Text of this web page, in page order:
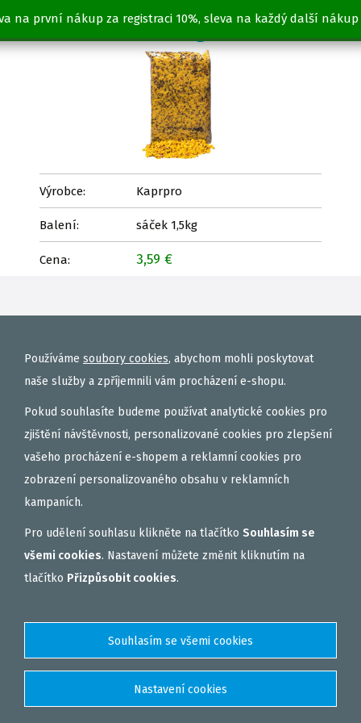
na první nákup za registraci 10%, sleva na každý další nákup
FEEDER MIX 1,5kg - NATURAL
Výrobce: Kaprpro
Balení: sáček 1,5kg
Cena: 3,59 €
Používáme soubory cookies, abychom mohli poskytovat
naše služby a zpříjemnili vám procházení e-shopu.
Pokud souhlasíte budeme používat analytické cookies pro
zjištění návštěvnosti, personalizované cookies pro zlepšení
vašeho procházení e-shopem a reklamní cookies pro
zobrazení personalizovaného obsahu v reklamních
kampaních.
Pro udělení souhlasu klikněte na tlačítko Souhlasím se
všemi cookies. Nastavení můžete změnit kliknutím na
tlačítko Přizpůsobit cookies.